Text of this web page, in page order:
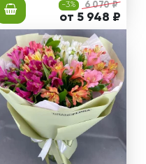
-3% 6 070 ₽
от 5 948 ₽